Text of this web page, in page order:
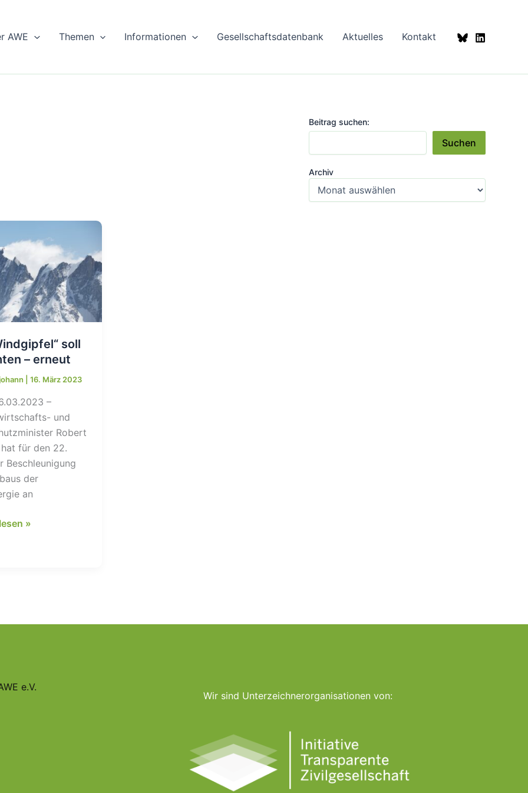
AWE Themen Informationen Gesellschaftsdatenbank Aktuelles Kontakt
soll
– erneut
16. März 2023
–
und
Robert
für den 22.
Beschleunigung
der
an
»
Beitrag suchen:
Suchen
Archiv
e.V.
Wir sind Unterzeichnerorganisationen von: